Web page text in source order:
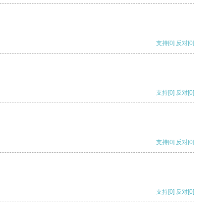
支持[0] 反对[0]
支持[0] 反对[0]
支持[0] 反对[0]
支持[0] 反对[0]